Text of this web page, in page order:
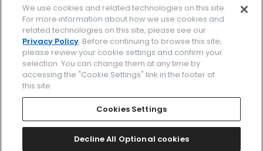
facebookinstagramtwitter
企業情報 ご利用規約
プライバシーポリシー Cookies Settings
Amazon PayはAmazon.com, Inc.またはその関連会社の商標です。
We use cookies and related technologies on this site.
For more information about how we use cookies and
related technologies on this site, please see our
Privacy Policy. Before continuing to browse this site,
please review your cookie settings and confirm your
selection. You can change them at any time by
accessing the "Cookie Settings" link in the footer of
this site.
Cookies Settings
Decline All Optional cookies